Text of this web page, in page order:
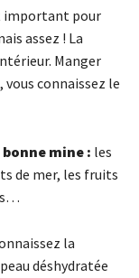
important pour
assez ! La
Manger
connaissez le
mine : les
de mer, les fruits
la
déshydratée